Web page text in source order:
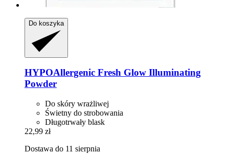
Do koszyka
HYPOAllergenic Fresh Glow Illuminating
Powder
Do skóry wrażliwej
Świetny do strobowania
Długotrwały blask
22,99 zł
Dostawa do 11 sierpnia